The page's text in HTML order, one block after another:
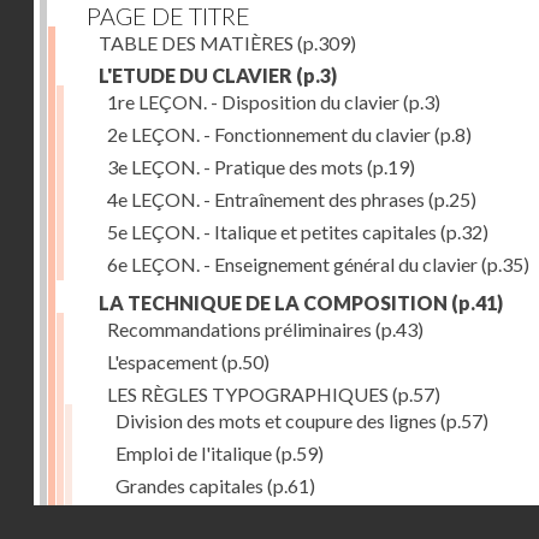
PAGE DE TITRE
TABLE DES MATIÈRES (p.309)
L'ETUDE DU CLAVIER (p.3)
1re LEÇON. - Disposition du clavier(p.3)
2e LEÇON. - Fonctionnement du clavier(p.8)
3e LEÇON. - Pratique des mots (p.19)
4e LEÇON. - Entraînement des phrases (p.25)
5e LEÇON. - Italique et petites capitales (p.32)
6e LEÇON. - Enseignement général du clavier(p.35)
LA TECHNIQUE DE LA COMPOSITION (p.41)
Recommandations préliminaires (p.43)
L'espacement(p.50)
LES RÈGLES TYPOGRAPHIQUES (p.57)
Division des mots et coupure des lignes (p.57)
Emploi de l'italique(p.59)
Grandes capitales (p.61)